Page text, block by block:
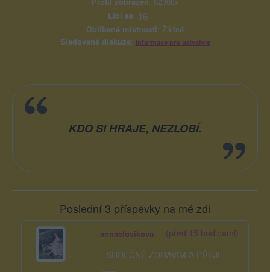
Líbí se: 16
Oblibené místnosti: Žádné
Sledované diskuze: Informace pro uživatele
KDO SI HRAJE, NEZLOBÍ.
Poslední 3 příspěvky na mé zdi
annaslovikova
(před 15 hodinami)
SRDEČNĚ ZDRAVÍM A PŘEJI